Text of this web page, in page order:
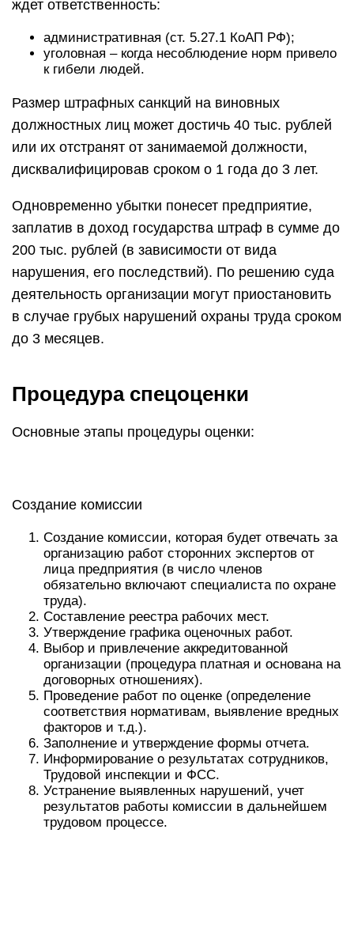
ждет ответственность:
административная (ст. 5.27.1 КоАП РФ);
уголовная – когда несоблюдение норм привело
к гибели людей.
Размер штрафных санкций на виновных
должностных лиц может достичь 40 тыс. рублей
или их отстранят от занимаемой должности,
дисквалифицировав сроком о 1 года до 3 лет.
Одновременно убытки понесет предприятие,
заплатив в доход государства штраф в сумме до
200 тыс. рублей (в зависимости от вида
нарушения, его последствий). По решению суда
деятельность организации могут приостановить
в случае грубых нарушений охраны труда сроком
до 3 месяцев.
Процедура спецоценки
Основные этапы процедуры оценки:
Создание комиссии
Создание комиссии, которая будет отвечать за
организацию работ сторонних экспертов от
лица предприятия (в число членов
обязательно включают специалиста по охране
труда).
Составление реестра рабочих мест.
Утверждение графика оценочных работ.
Выбор и привлечение аккредитованной
организации (процедура платная и основана на
договорных отношениях).
Проведение работ по оценке (определение
соответствия нормативам, выявление вредных
факторов и т.д.).
Заполнение и утверждение формы отчета.
Информирование о результатах сотрудников,
Трудовой инспекции и ФСС.
Устранение выявленных нарушений, учет
результатов работы комиссии в дальнейшем
трудовом процессе.